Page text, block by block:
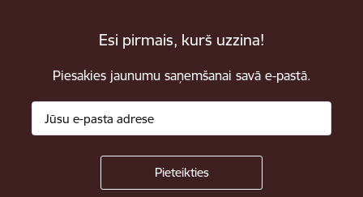
Esi pirmais, kurš uzzina!
Piesakies jaunumu saņemšanai savā e-pastā.